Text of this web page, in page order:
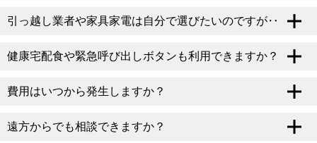
引っ越し業者や家具家電は自分で選びたいのですが‥
健康宅配食や緊急呼び出しボタンも利用できますか？
費用はいつから発生しますか？
遠方からでも相談できますか？